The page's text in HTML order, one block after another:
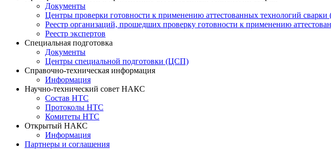
Документы
Центры проверки готовности к применению аттестованных технологий
Реестр организаций, прошедших проверку готовности к применению
Реестр экспертов
Специальная подготовка
Документы
Центры специальной подготовки (ЦСП)
Справочно-техническая информация
Информация
Научно-технический совет НАКС
Состав НТС
Протоколы НТС
Комитеты НТС
Открытый НАКС
Информация
Партнеры и соглашения